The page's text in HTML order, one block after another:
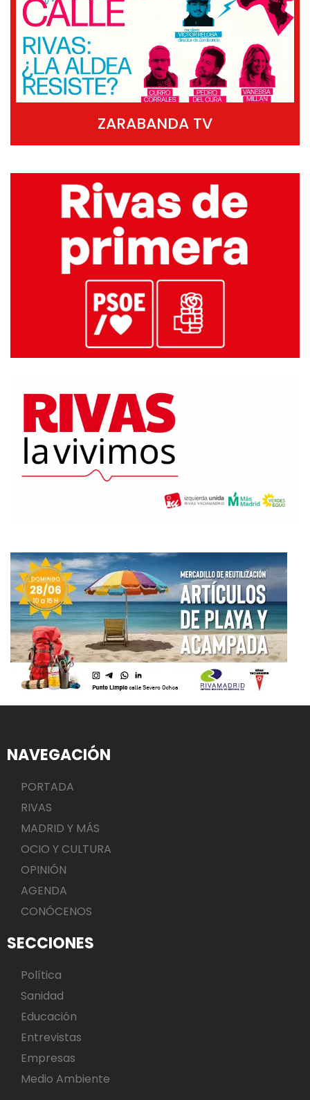
ZARABANDA TV
NAVEGACIÓN
PORTADA
RIVAS
MADRID Y MÁS
OCIO Y CULTURA
OPINIÓN
AGENDA
CONÓCENOS
SECCIONES
Política
Sanidad
Educación
Entrevistas
Empresas
Medio Ambiente